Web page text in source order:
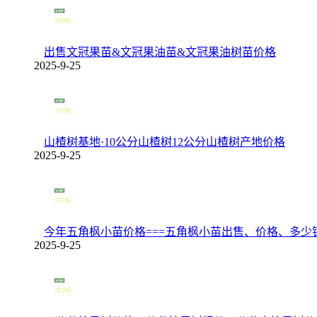
出售文冠果苗&文冠果油苗&文冠果油树苗价格
2025-9-25
山楂树基地·10公分山楂树12公分山楂树产地价格
2025-9-25
今年五角枫小苗价格===五角枫小苗出售、价格、多少
2025-9-25